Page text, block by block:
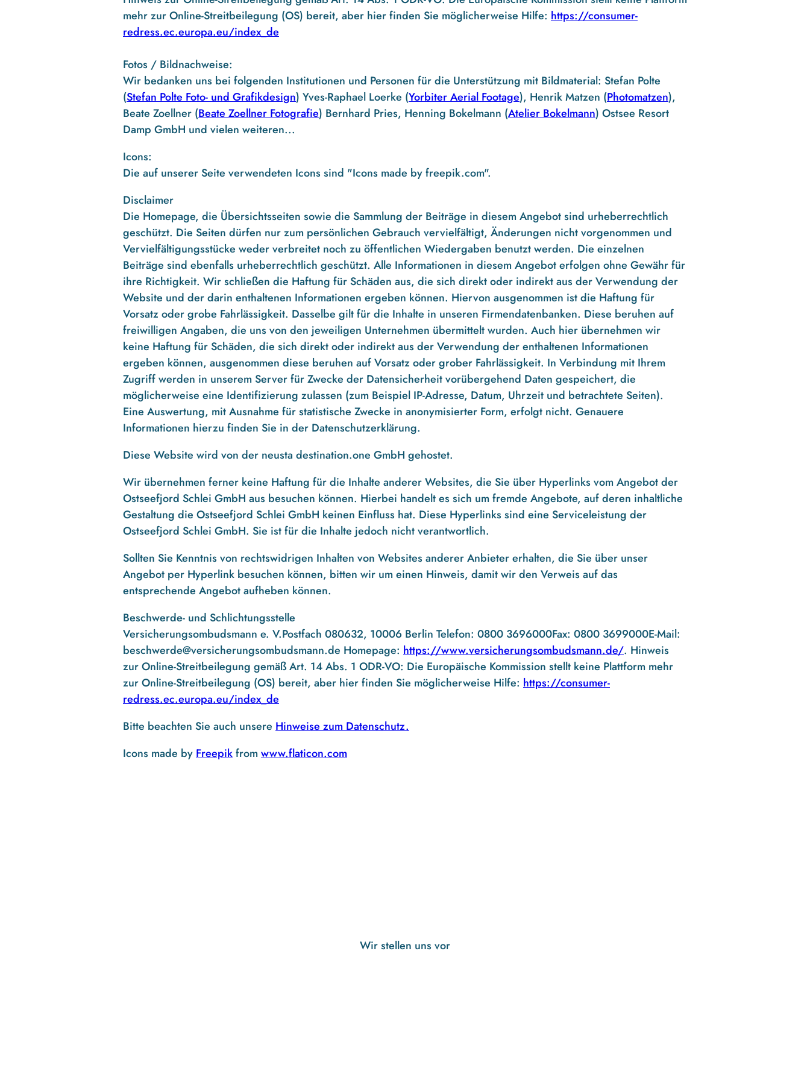
mehr zur Online-Streitbeilegung (OS) bereit, aber hier finden Sie möglicherweise Hilfe: https://consumer-
redress.ec.europa.eu/index_de
Fotos / Bildnachweise:
Wir bedanken uns bei folgenden Institutionen und Personen für die Unterstützung mit Bildmaterial: Stefan Polte
(Stefan Polte Foto- und Grafikdesign) Yves-Raphael Loerke (Yorbiter Aerial Footage), Henrik Matzen (Photomatzen),
Beate Zoellner (Beate Zoellner Fotografie) Bernhard Pries, Henning Bokelmann (Atelier Bokelmann) Ostsee Resort
Damp GmbH und vielen weiteren...
Icons:
Die auf unserer Seite verwendeten Icons sind "Icons made by freepik.com".
Disclaimer
Die Homepage, die Übersichtsseiten sowie die Sammlung der Beiträge in diesem Angebot sind urheberrechtlich
geschützt. Die Seiten dürfen nur zum persönlichen Gebrauch vervielfältigt, Änderungen nicht vorgenommen und
Vervielfältigungsstücke weder verbreitet noch zu öffentlichen Wiedergaben benutzt werden. Die einzelnen
Beiträge sind ebenfalls urheberrechtlich geschützt. Alle Informationen in diesem Angebot erfolgen ohne Gewähr für
ihre Richtigkeit. Wir schließen die Haftung für Schäden aus, die sich direkt oder indirekt aus der Verwendung der
Website und der darin enthaltenen Informationen ergeben können. Hiervon ausgenommen ist die Haftung für
Vorsatz oder grobe Fahrlässigkeit. Dasselbe gilt für die Inhalte in unseren Firmendatenbanken. Diese beruhen auf
freiwilligen Angaben, die uns von den jeweiligen Unternehmen übermittelt wurden. Auch hier übernehmen wir
keine Haftung für Schäden, die sich direkt oder indirekt aus der Verwendung der enthaltenen Informationen
ergeben können, ausgenommen diese beruhen auf Vorsatz oder grober Fahrlässigkeit. In Verbindung mit Ihrem
Zugriff werden in unserem Server für Zwecke der Datensicherheit vorübergehend Daten gespeichert, die
möglicherweise eine Identifizierung zulassen (zum Beispiel IP-Adresse, Datum, Uhrzeit und betrachtete Seiten).
Eine Auswertung, mit Ausnahme für statistische Zwecke in anonymisierter Form, erfolgt nicht. Genauere
Informationen hierzu finden Sie in der Datenschutzerklärung.
Diese Website wird von der neusta destination.one GmbH gehostet.
Wir übernehmen ferner keine Haftung für die Inhalte anderer Websites, die Sie über Hyperlinks vom Angebot der
Ostseefjord Schlei GmbH aus besuchen können. Hierbei handelt es sich um fremde Angebote, auf deren inhaltliche
Gestaltung die Ostseefjord Schlei GmbH keinen Einfluss hat. Diese Hyperlinks sind eine Serviceleistung der
Ostseefjord Schlei GmbH. Sie ist für die Inhalte jedoch nicht verantwortlich.
Sollten Sie Kenntnis von rechtswidrigen Inhalten von Websites anderer Anbieter erhalten, die Sie über unser
Angebot per Hyperlink besuchen können, bitten wir um einen Hinweis, damit wir den Verweis auf das
entsprechende Angebot aufheben können.
Beschwerde- und Schlichtungsstelle
Versicherungsombudsmann e. V.Postfach 080632, 10006 Berlin Telefon: 0800 3696000Fax: 0800 3699000E-Mail:
beschwerde@versicherungsombudsmann.de Homepage: https://www.versicherungsombudsmann.de/. Hinweis
zur Online-Streitbeilegung gemäß Art. 14 Abs. 1 ODR-VO: Die Europäische Kommission stellt keine Plattform mehr
zur Online-Streitbeilegung (OS) bereit, aber hier finden Sie möglicherweise Hilfe: https://consumer-
redress.ec.europa.eu/index_de
Bitte beachten Sie auch unsere Hinweise zum Datenschutz.
Icons made by Freepikfromwww.flaticon.com
Wir stellen uns vor